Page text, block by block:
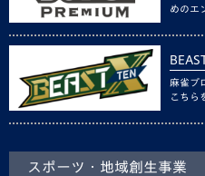
めのエ
麻雀プ
こちら
スポーツ・地域創生事業